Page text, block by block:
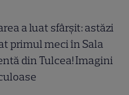
a luat sfârșit: astăzi
primul meci în Sala
din Tulcea! Imagini